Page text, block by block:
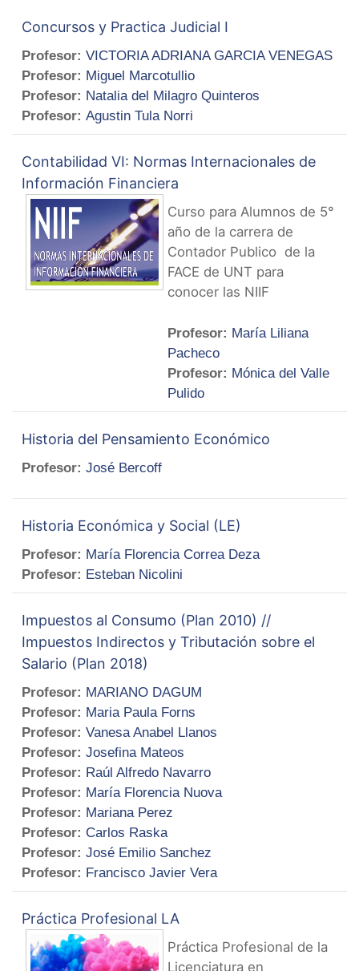
Concursos y Practica Judicial I
Profesor: VICTORIA ADRIANA GARCIA VENEGAS
Profesor: Miguel Marcotullio
Profesor: Natalia del Milagro Quinteros
Profesor: Agustin Tula Norri
Contabilidad VI: Normas Internacionales de
Información Financiera
Curso para Alumnos de 5°
año de la carrera de
Contador Publico de la
FACE de UNT para
conocer las NIIF
Profesor: María Liliana
Pacheco
Profesor: Mónica del Valle
Pulido
Historia del Pensamiento Económico
Profesor: José Bercoff
Historia Económica y Social (LE)
Profesor: María Florencia Correa Deza
Profesor: Esteban Nicolini
Impuestos al Consumo (Plan 2010) //
Impuestos Indirectos y Tributación sobre el
Salario (Plan 2018)
Profesor: MARIANO DAGUM
Profesor: Maria Paula Forns
Profesor: Vanesa Anabel Llanos
Profesor: Josefina Mateos
Profesor: Raúl Alfredo Navarro
Profesor: María Florencia Nuova
Profesor: Mariana Perez
Profesor: Carlos Raska
Profesor: José Emilio Sanchez
Profesor: Francisco Javier Vera
Práctica Profesional LA
Práctica Profesional de la
Licenciatura en